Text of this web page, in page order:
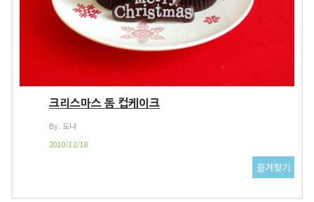
크리스마스 돔 컵케이크
By. 도나
2010/12/18